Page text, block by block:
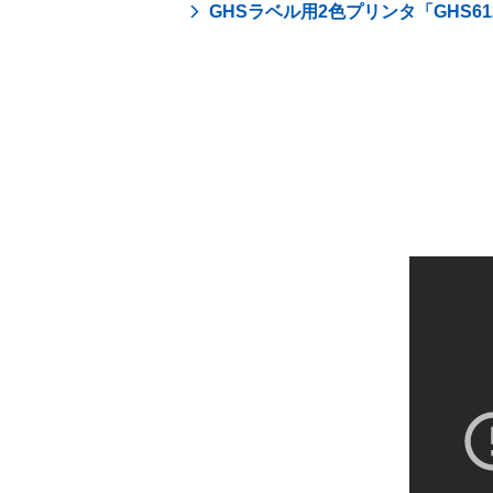
GHSラベル用2色プリンタ「